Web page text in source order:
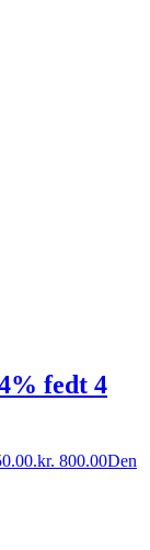
fedt 4
kr. 800.00Den